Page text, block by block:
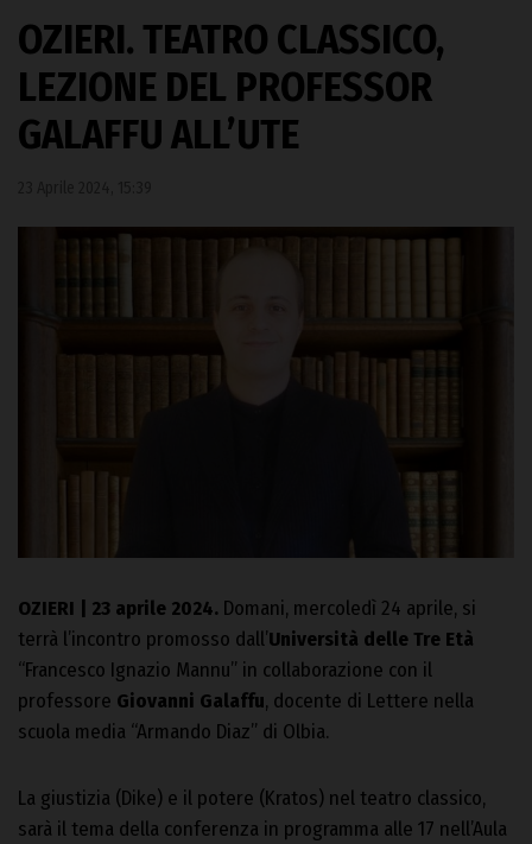
OZIERI. TEATRO CLASSICO,
LEZIONE DEL PROFESSOR
GALAFFU ALL’UTE
OZIERI | 23 aprile 2024. Domani, mercoledì 24 aprile, si
terrà l’incontro promosso dall’Università delle Tre Età
“Francesco Ignazio Mannu” in collaborazione con il
professore Giovanni Galaffu, docente di Lettere nella
scuola media “Armando Diaz” di Olbia.
La giustizia (Dike) e il potere (Kratos) nel teatro classico,
sarà il tema della conferenza in programma alle 17 nell’Aula